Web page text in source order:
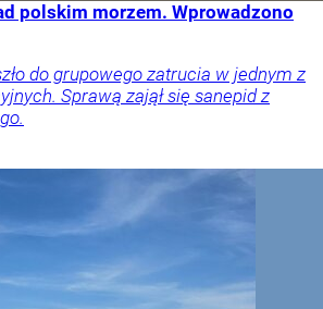
polskim morzem. Wprowadzono
do grupowego zatrucia w jednym z
Sprawą zajął się sanepid z